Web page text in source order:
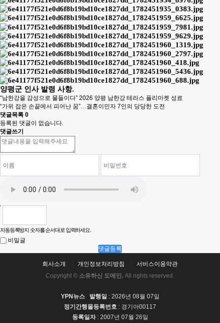
양평군 인사 발령 사항.
“남한강을 감성으로 물들이다” 2026 양평 남한강 테라스 플리마켓 성료
“가위 잡은 손끝에서 피어난 꿈”…결혼이민자 7인의 당당한 도전
댓글목록 0
등록된 댓글이 없습니다.
댓글쓰기
자동등록방지 숫자를 순서대로 입력하세요.
비밀글
댓글등록
회사소개 개인정보처리방침
서비스이용약관
Copyright © 소유하신 도메인. All rights reserved.
YPN뉴스 발행일 : 2026년 08월 07일
정기간행물등록번호 : 경기아00117
등록일자: 2007년 07월 26일